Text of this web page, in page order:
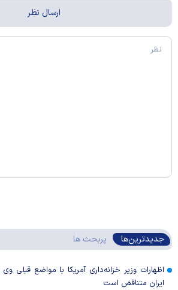
جدیدترین‌ها پربحث ها
اظهارات وزیر خزانه‌داری آمریکا با مواضع
ایران متناقض است